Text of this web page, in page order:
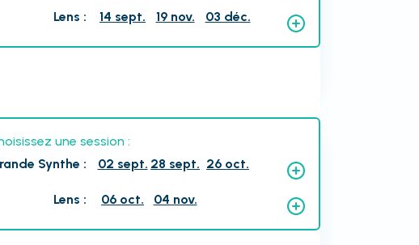
Lens : 14 sept. 19 nov. 03 déc.
une session :
Synthe : 02 sept. 28 sept. 26 oct.
Lens : 06 oct. 04 nov.